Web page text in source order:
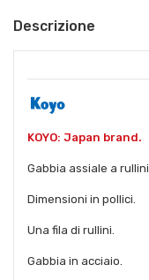
Descrizione
KOYO: Japan brand.
Gabbia assiale a rullini.
Dimensioni in pollici.
Una fila di rullini.
Gabbia in acciaio.